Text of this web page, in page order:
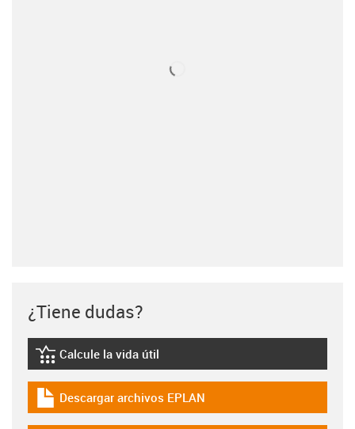
¿Tiene dudas?
igus-icon-lebensdauerrechner
Calcule la vida útil
igus-icon-download-plan
Descargar archivos EPLAN